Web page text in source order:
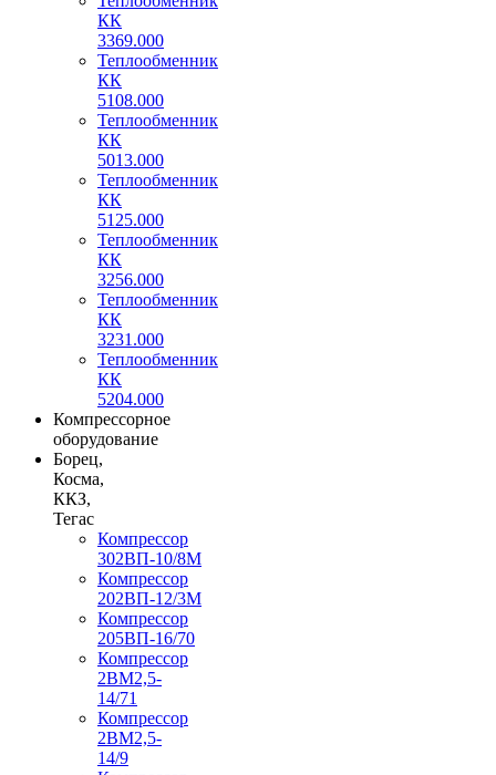
КК
3369.000
Теплообменник
КК
5108.000
Теплообменник
КК
5013.000
Теплообменник
КК
5125.000
Теплообменник
КК
3256.000
Теплообменник
КК
3231.000
Теплообменник
КК
5204.000
Компрессорное
оборудование
Борец,
Косма,
ККЗ,
Тегас
Компрессор
302ВП-10/8М
Компрессор
202ВП-12/3М
Компрессор
205ВП-16/70
Компрессор
2ВМ2,5-
14/71
Компрессор
2ВМ2,5-
14/9